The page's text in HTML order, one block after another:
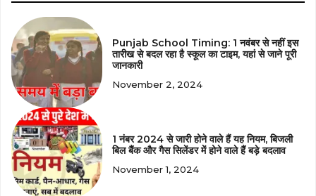
Punjab School Timing: 1 नवंबर से नहीं इस
तारीख से बदल रहा है स्कूल का टाइम, यहां से जाने पूरी
जानकारी
November 2, 2024
1 नंबर 2024 से जारी होने वाले हैं यह नियम, बिजली
बिल बैंक और गैस सिलेंडर में होने वाले हैं बड़े बदलाव
November 1, 2024